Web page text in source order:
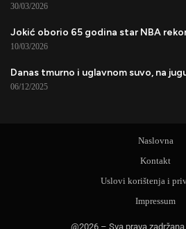
30/03/2026
Jokić oborio 65 godina star NBA
10/03/2026
Danas tmurno i uglavnom suvo, na
06/12/2025
@2026 – Sva prava
Naslovna
Kontakt
Uslovi korištenja i
Impressum